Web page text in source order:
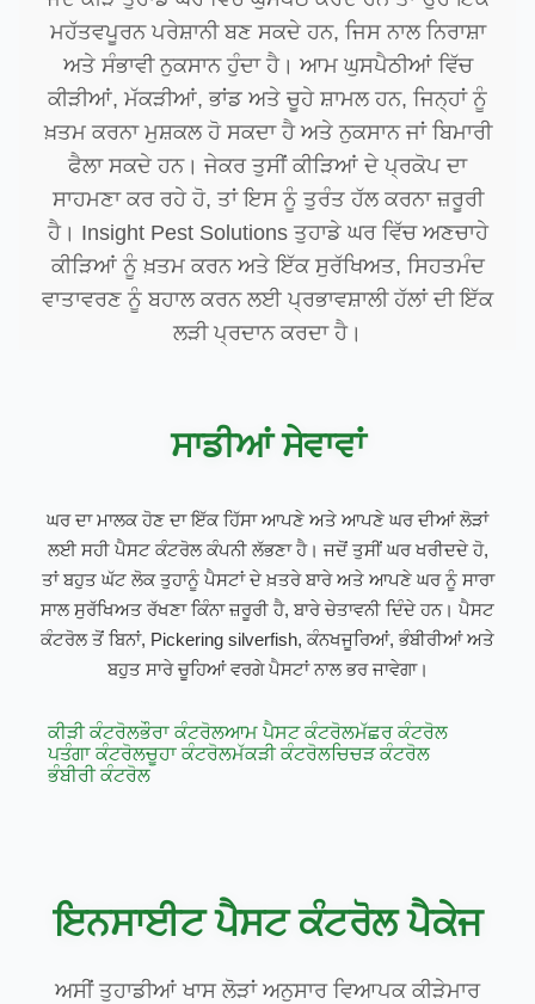
ਮਹੱਤਵਪੂਰਨ ਪਰੇਸ਼ਾਨੀ ਬਣ ਸਕਦੇ ਹਨ, ਜਿਸ ਨਾਲ ਨਿਰਾਸ਼ਾ
ਅਤੇ ਸੰਭਾਵੀ ਨੁਕਸਾਨ ਹੁੰਦਾ ਹੈ। ਆਮ ਘੁਸਪੈਠੀਆਂ ਵਿੱਚ
ਕੀੜੀਆਂ, ਮੱਕੜੀਆਂ, ਭਾਂਡ ਅਤੇ ਚੂਹੇ ਸ਼ਾਮਲ ਹਨ, ਜਿਨ੍ਹਾਂ ਨੂੰ
ਖ਼ਤਮ ਕਰਨਾ ਮੁਸ਼ਕਲ ਹੋ ਸਕਦਾ ਹੈ ਅਤੇ ਨੁਕਸਾਨ ਜਾਂ ਬਿਮਾਰੀ
ਫੈਲਾ ਸਕਦੇ ਹਨ। ਜੇਕਰ ਤੁਸੀਂ ਕੀੜਿਆਂ ਦੇ ਪ੍ਰਕੋਪ ਦਾ
ਸਾਹਮਣਾ ਕਰ ਰਹੇ ਹੋ, ਤਾਂ ਇਸ ਨੂੰ ਤੁਰੰਤ ਹੱਲ ਕਰਨਾ ਜ਼ਰੂਰੀ
ਹੈ। Insight Pest Solutions ਤੁਹਾਡੇ ਘਰ ਵਿੱਚ ਅਣਚਾਹੇ
ਕੀੜਿਆਂ ਨੂੰ ਖ਼ਤਮ ਕਰਨ ਅਤੇ ਇੱਕ ਸੁਰੱਖਿਅਤ, ਸਿਹਤਮੰਦ
ਵਾਤਾਵਰਣ ਨੂੰ ਬਹਾਲ ਕਰਨ ਲਈ ਪ੍ਰਭਾਵਸ਼ਾਲੀ ਹੱਲਾਂ ਦੀ ਇੱਕ
ਲੜੀ ਪ੍ਰਦਾਨ ਕਰਦਾ ਹੈ।
ਸਾਡੀਆਂ ਸੇਵਾਵਾਂ
ਘਰ ਦਾ ਮਾਲਕ ਹੋਣ ਦਾ ਇੱਕ ਹਿੱਸਾ ਆਪਣੇ ਅਤੇ ਆਪਣੇ ਘਰ ਦੀਆਂ ਲੋੜਾਂ
ਲਈ ਸਹੀ ਪੈਸਟ ਕੰਟਰੋਲ ਕੰਪਨੀ ਲੱਭਣਾ ਹੈ। ਜਦੋਂ ਤੁਸੀਂ ਘਰ ਖਰੀਦਦੇ ਹੋ,
ਤਾਂ ਬਹੁਤ ਘੱਟ ਲੋਕ ਤੁਹਾਨੂੰ ਪੈਸਟਾਂ ਦੇ ਖ਼ਤਰੇ ਬਾਰੇ ਅਤੇ ਆਪਣੇ ਘਰ ਨੂੰ ਸਾਰਾ
ਸਾਲ ਸੁਰੱਖਿਅਤ ਰੱਖਣਾ ਕਿੰਨਾ ਜ਼ਰੂਰੀ ਹੈ, ਬਾਰੇ ਚੇਤਾਵਨੀ ਦਿੰਦੇ ਹਨ। ਪੈਸਟ
ਕੰਟਰੋਲ ਤੋਂ ਬਿਨਾਂ, Pickering silverfish, ਕੰਨਖਜੂਰਿਆਂ, ਭੰਬੀਰੀਆਂ ਅਤੇ
ਬਹੁਤ ਸਾਰੇ ਚੂਹਿਆਂ ਵਰਗੇ ਪੈਸਟਾਂ ਨਾਲ ਭਰ ਜਾਵੇਗਾ।
ਕੀੜੀ ਕੰਟਰੋਲਭੌਰਾ ਕੰਟਰੋਲਆਮ ਪੈਸਟ ਕੰਟਰੋਲਮੱਛਰ ਕੰਟਰੋਲ
ਪਤੰਗਾ ਕੰਟਰੋਲਚੂਹਾ ਕੰਟਰੋਲਮੱਕੜੀ ਕੰਟਰੋਲਚਿਚੜ ਕੰਟਰੋਲ
ਭੰਬੀਰੀ ਕੰਟਰੋਲ
ਇਨਸਾਈਟ ਪੈਸਟ ਕੰਟਰੋਲ ਪੈਕੇਜ
ਅਸੀਂ ਤੁਹਾਡੀਆਂ ਖਾਸ ਲੋੜਾਂ ਅਨੁਸਾਰ ਵਿਆਪਕ ਕੀੜੇਮਾਰ